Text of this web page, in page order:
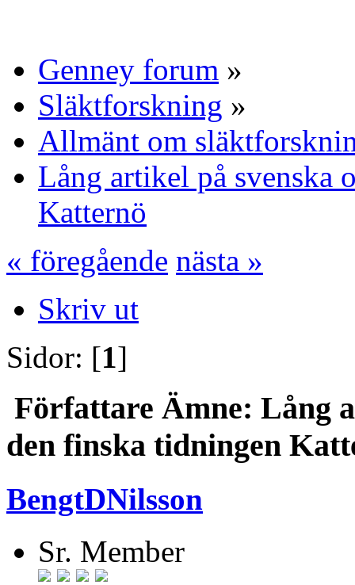
Genney forum »
Släktforskning »
Allmänt om
Lång artikel på svenska
Katternö
« föregående nästa »
Skriv ut
Sidor: [1]
Författare Ämne: Lång
den finska tidningen
BengtDNilsson
Sr. Member